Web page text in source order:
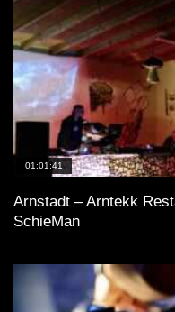
01:01:41
Arnstadt – Arntekk
SchieMan